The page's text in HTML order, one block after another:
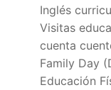
Inglés
Visitas
cuenta
Family Day
Educación